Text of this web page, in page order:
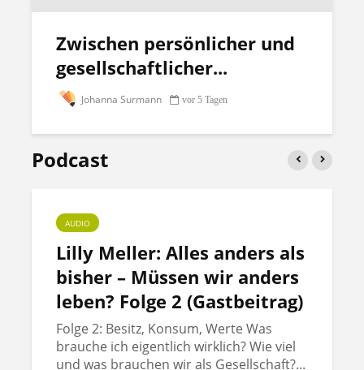
Zwischen persönlicher und
gesellschaftlicher...
Johanna Surmann vor 5 Tagen
Podcast
AUDIO
Lilly Meller: Alles anders als
bisher – Müssen wir anders
leben? Folge 2 (Gastbeitrag)
Folge 2: Besitz, Konsum, Werte Was
brauche ich eigentlich wirklich? Wie viel
und was brauchen wir als Gesellschaft?...